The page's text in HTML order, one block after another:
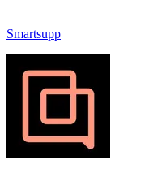
Smartsupp